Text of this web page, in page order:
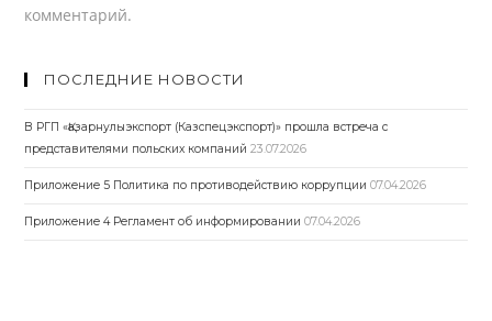
комментарий.
ПОСЛЕДНИЕ НОВОСТИ
В РГП «Қазарнулыэкспорт (Казспецэкспорт)» прошла встреча с
представителями польских компаний 23.07.2026
Приложение 5 Политика по противодействию коррупции 07.04.2026
Приложение 4 Регламент об информировании 07.04.2026